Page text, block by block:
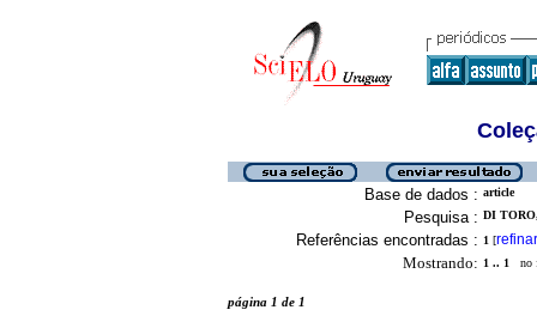
Base de dados : article
Pesquisa : DI
Referências encontradas : 1 [refinar
Mostrando: 1 .. 1 no
página 1 de 1